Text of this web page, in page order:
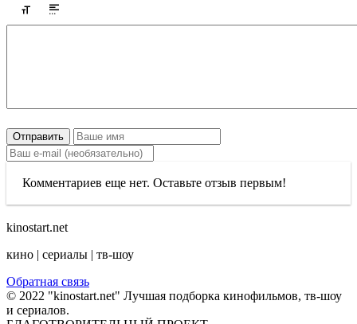
Отправить
Комментариев еще нет. Оставьте отзыв первым!
kinostart.net
кино | сериалы | тв-шоу
Обратная связь
© 2022 "kinostart.net" Лучшая подборка кинофильмов, тв-шоу
и сериалов.